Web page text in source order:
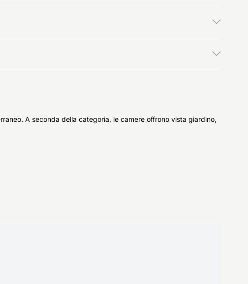
A seconda della categoria, le camere offrono vista giardino,